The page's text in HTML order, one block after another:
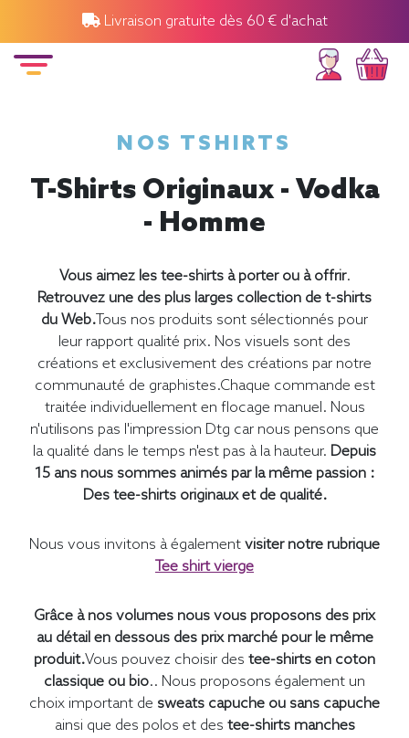
Livraison gratuite dès 60 € d'achat
NOS TSHIRTS
T-Shirts Originaux - Vodka
- Homme
Vous aimez les tee-shirts à porter ou à offrir.
Retrouvez une des plus larges collection de t-shirts
du Web.Tous nos produits sont sélectionnés pour
leur rapport qualité prix. Nos visuels sont des
créations et exclusivement des créations par notre
communauté de graphistes.Chaque commande est
traitée individuellement en flocage manuel. Nous
n'utilisons pas l'impression Dtg car nous pensons que
la qualité dans le temps n'est pas à la hauteur. Depuis
15 ans nous sommes animés par la même passion :
Des tee-shirts originaux et de qualité.
Nous vous invitons à également visiter notre rubrique
Tee shirt vierge
Grâce à nos volumes nous vous proposons des prix
au détail en dessous des prix marché pour le même
produit.Vous pouvez choisir des tee-shirts en coton
classique ou bio.. Nous proposons également un
choix important de sweats capuche ou sans capuche
ainsi que des polos et des tee-shirts manches